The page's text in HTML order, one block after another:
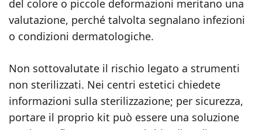
del colore o piccole deformazioni meritano una
valutazione, perché talvolta segnalano infezioni
o condizioni dermatologiche.
Non sottovalutate il rischio legato a strumenti
non sterilizzati. Nei centri estetici chiedete
informazioni sulla sterilizzazione; per sicurezza,
portare il proprio kit può essere una soluzione